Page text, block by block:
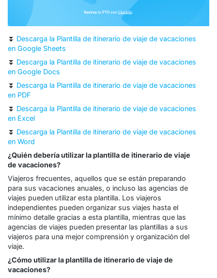
⏬ Descarga la Plantilla de itinerario de viaje de vacaciones
en Google Sheets
⏬ Descarga la Plantilla de itinerario de viaje de vacaciones
en Google Docs
⏬ Descarga la Plantilla de itinerario de viaje de vacaciones
en PDF
⏬ Descarga la Plantilla de itinerario de viaje de vacaciones
en Excel
⏬ Descarga la Plantilla de itinerario de viaje de vacaciones
en Word
¿Quién debería utilizar la plantilla de itinerario de viaje
de vacaciones?
Viajeros frecuentes, aquellos que se están preparando
para sus vacaciones anuales, o incluso las agencias de
viajes pueden utilizar esta plantilla. Los viajeros
independientes pueden organizar sus viajes hasta el
mínimo detalle gracias a esta plantilla, mientras que las
agencias de viajes pueden presentar las plantillas a sus
viajeros para una mejor comprensión y organización del
viaje.
¿Cómo utilizar la plantilla de itinerario de viaje de
vacaciones?